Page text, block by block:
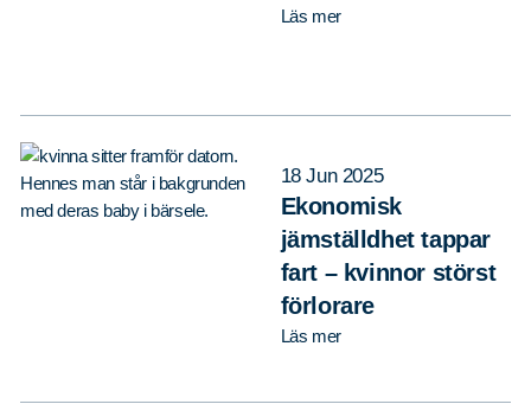
Läs mer
18 Jun 2025
Ekonomisk
jämställdhet tappar
fart – kvinnor störst
förlorare
Läs mer